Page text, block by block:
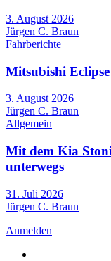
3. August 2026
Jürgen C. Braun
Fahrberichte
Mitsubishi
3. August 2026
Jürgen C. Braun
Allgemein
Mit dem Kia
unterwegs
31. Juli 2026
Jürgen C. Braun
Anmelden